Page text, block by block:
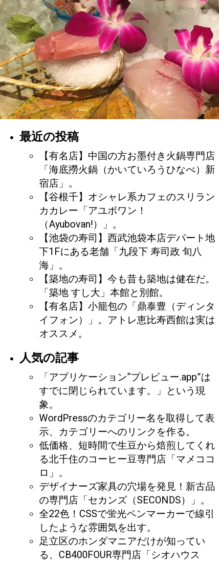
最近の投稿
【有名店】中国の方お墨付き火鍋専門店
「海底撈火鍋（かいていろうひなべ）新
宿店」。
【谷根千】オシャレ系カフェのスリラン
カカレー「アユボワン！
（Ayubovan!）」。
【池袋の寿司】西武池袋本店デパート地
下1Fにある老舗「九段下 寿司政 旬八
海」。
【築地の寿司】今も昔も築地は健在だ。
「築地 すし大」本館と別館。
【有名店】小籠包の「鼎泰豊（ディンタ
イフォン）」。アトレ恵比寿西館は実は
オススメ。
人気の記事
「アプリケーション“プレビュー.app”は
すでに閉じられています。」という現
象。
WordPressのカテゴリー名を取得して表
示、カテゴリーへのリンクを作る。
低価格、短時間で生豆から焙煎してくれ
る北千住のコーヒー豆専門店「マメココ
ロ」。
デザイナーズ家具の穴場を発見！新古品
の専門店「セカンズ（SECONDS）」。
全22色！CSSで蛍光ペンマーカーで線引
したような雰囲気を出す。
足立区のホンダマニアだけが知ってい
る、CB400FOUR専門店「シオハウス